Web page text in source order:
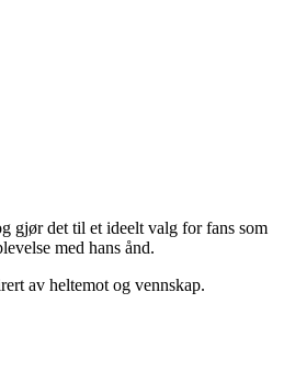
gjør det til et ideelt valg for fans som
med hans ånd.
av heltemot og vennskap.